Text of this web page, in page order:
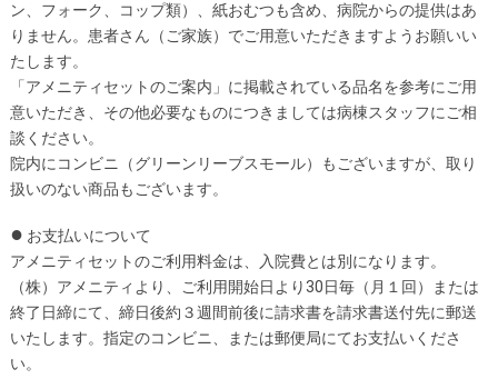
ン、フォーク、コップ類）、紙おむつも含め、病院からの提供はあ
りません。患者さん（ご家族）でご用意いただきますようお願いい
たします。
「アメニティセットのご案内」に掲載されている品名を参考にご用
意いただき、その他必要なものにつきましては病棟スタッフにご相
談ください。
院内にコンビニ（グリーンリーブスモール）もございますが、取り
扱いのない商品もございます。
● お支払いについて
アメニティセットのご利用料金は、入院費とは別になります。
（株）アメニティより、ご利用開始日より30日毎（月１回）または
終了日締にて、締日後約３週間前後に請求書を請求書送付先に郵送
いたします。指定のコンビニ、または郵便局にてお支払いくださ
い。